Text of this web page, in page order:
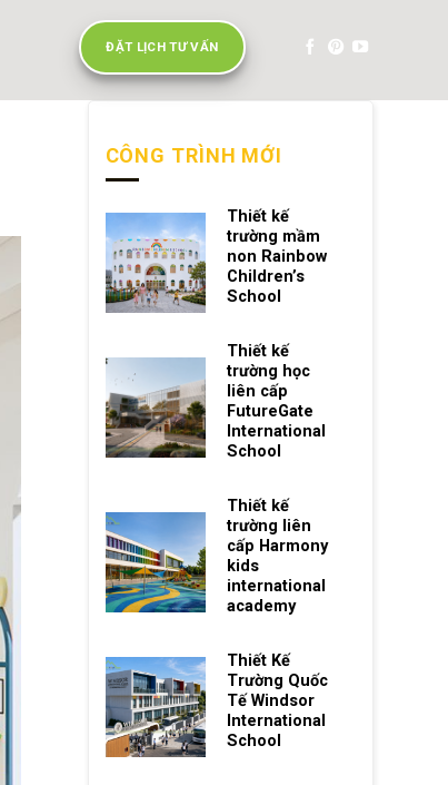
ĐẶT LỊCH TƯ VẤN
CÔNG TRÌNH MỚI
Thiết kế
trường mầm
non Rainbow
Children’s
School
Thiết kế
trường học
liên cấp
FutureGate
International
School
Thiết kế
trường liên
cấp Harmony
kids
international
academy
Thiết Kế
Trường Quốc
Tế Windsor
International
School